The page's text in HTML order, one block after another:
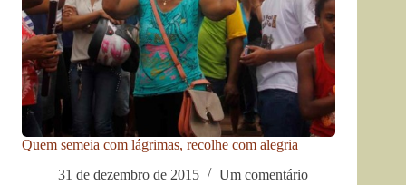
Quem semeia com lágrimas, recolhe com alegria
31 de dezembro de 2015
Um comentário